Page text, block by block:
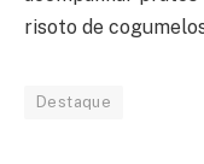
risoto de
Destaque